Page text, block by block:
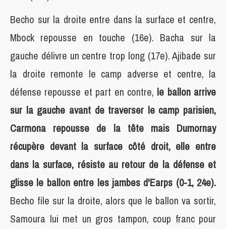
Becho sur la droite entre dans la surface et centre,
Mbock repousse en touche (16e). Bacha sur la
gauche délivre un centre trop long (17e). Ajibade sur
la droite remonte le camp adverse et centre, la
défense repousse et part en contre, le ballon arrive
sur la gauche avant de traverser le camp parisien,
Carmona repousse de la tête mais Dumornay
récupère devant la surface côté droit, elle entre
dans la surface, résiste au retour de la défense et
glisse le ballon entre les jambes d'Earps (0-1, 24e).
Becho file sur la droite, alors que le ballon va sortir,
Samoura lui met un gros tampon, coup franc pour